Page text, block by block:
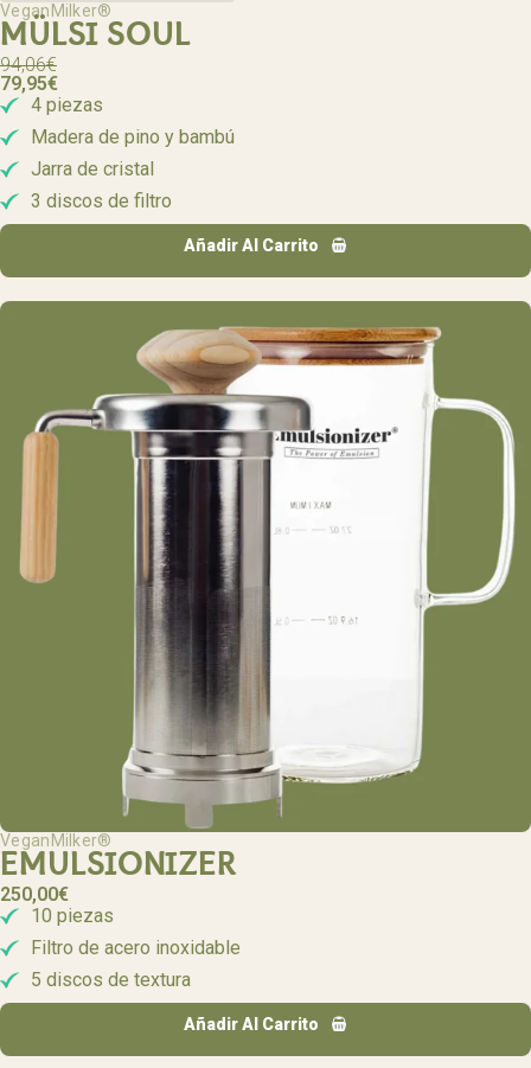
VeganMilker®
MÜLSI SOUL
94,06€
79,95€
4 piezas
Madera de pino y bambú
Jarra de cristal
3 discos de filtro
Añadir Al Carrito
VeganMilker®
EMULSIONIZER
250,00€
10 piezas
Filtro de acero inoxidable
5 discos de textura
Añadir Al Carrito